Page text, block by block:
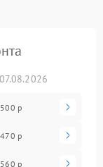
500 р
470 р
560 р